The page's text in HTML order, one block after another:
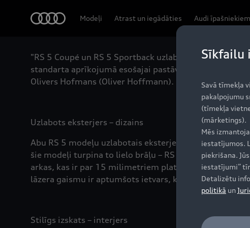
Modeļi Atrast un iegādāties Audi īpašniekiem
"RS 5 Coupé un RS 5 Sportback uzlabojumi iezīmē
standarta aprīkojumā esošajai pastāvīgajai visu
Olivers Hofmans (Oliver Hoffmann).
Uzlabots eksterjers – dizains
Abu RS 5 modeļu uzlabotais eksterjera dizains ir
šie modeļi turpina to lielo brāļu – RS 6 un RS 7 –
arkas, kas ir par 15 milimetriem platākas, garantē
lāzera gaismu ir aptumšots ietvars, kas skaidri atšķir
Stilīgs izskats – interjers
Sīkfailu
Savā tīmekļa
pakalpojumu
(tīmekļa
(mārketings).
Mēs
iestatījumos.
piekrišana.
iestatījumi”
Detalizētu
politikā un